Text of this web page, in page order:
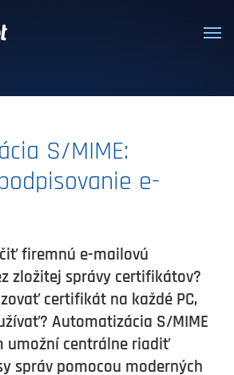
Dôveryhodné SSL/TLS certifikáty
S/MIME:
e-
firemnú e-mailovú
zložitej správy certifikátov?
certifikát na každé PC,
Automatizácia S/MIME
umožní centrálne riadiť
správ pomocou moderných